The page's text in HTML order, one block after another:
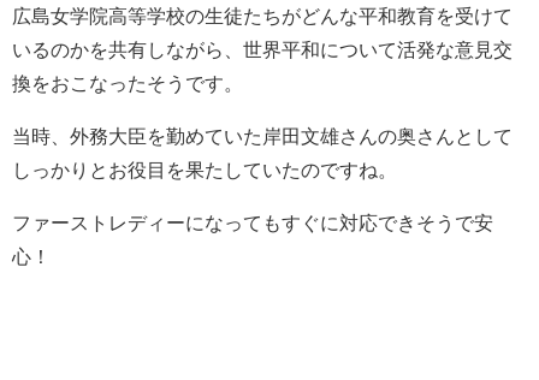
広島女学院高等学校の生徒たちがどんな平和教育を受けて
いるのかを共有しながら、世界平和について活発な意見交
換をおこなったそうです。
当時、外務大臣を勤めていた岸田文雄さんの奥さんとして
しっかりとお役目を果たしていたのですね。
ファーストレディーになってもすぐに対応できそうで安
心！